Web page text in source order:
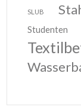
SLUB
Studenten